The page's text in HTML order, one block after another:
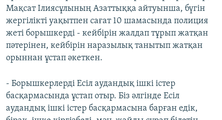
Мақсат Ілиясұлының Азаттыққа айтуынша, бүгін
жергілікті уақытпен сағат 10 шамасында полиция
жеті борышкерді - кейбірін жалдап тұрып жатқан
пәтерінен, кейбірін наразылық танытып жатқан
орыннан ұстап әкеткен.
- Борышкерлерді Есіл аудандық ішкі істер
басқармасында ұстап отыр. Біз әлгінде Есіл
аудандық ішкі істер басқармасына барған едік,